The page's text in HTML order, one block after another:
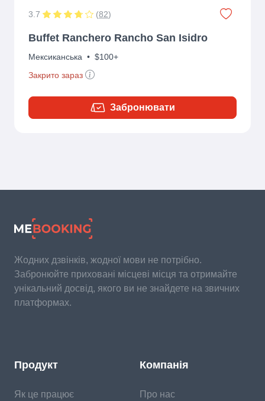
3.7 (82)
Buffet Ranchero Rancho San Isidro
Мексиканська • $100+
Закрито зараз
Забронювати
Жодних дзвінків, жодної мови не потрібно.
Забронюйте приховані місцеві місця та отримайте
унікальний досвід, якого ви не знайдете на звичних
платформах.
Продукт
Як це працює
Компанія
Про нас